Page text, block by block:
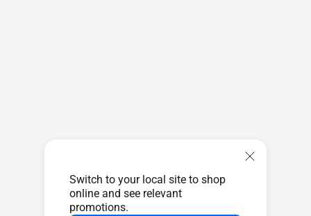
Switch to your local site to shop
online and see relevant
promotions.